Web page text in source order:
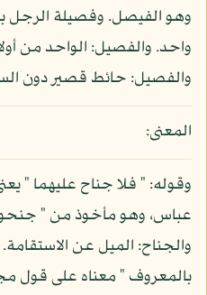
وهو الفيصل. وفصيلة الرجل
واحد. والفصيل: الواحد من
والفصيل: حائط قصير دون
المعنى:
وقوله: " فلا جناح عليهما "
والجناح: الميل عن
بالمعروف " معناه على قول